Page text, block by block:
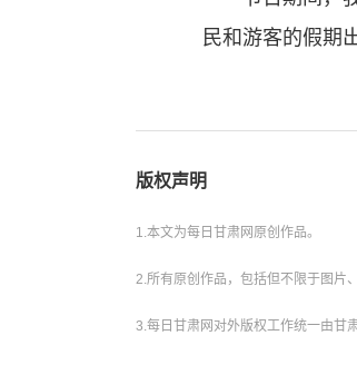
民和游客的假期
版权声明
1.本文为每日甘肃网原创作品。
2.所有原创作品，包括但不限于图片
3.每日甘肃网对外版权工作统一由甘